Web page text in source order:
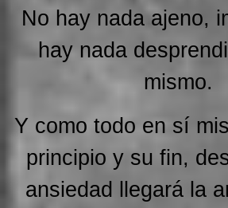
No hay nada ajeno,
hay nada
mismo.
Y como todo en sí
principio y su fin,
ansiedad llegará la